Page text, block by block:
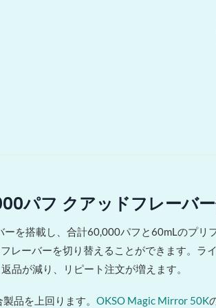
フ クアッドフレーバ
を搭載し、合計60,000パフと60mLのプ
レーバーを切り替えることができます。
品が減り、リピート注文が増えます。
品を上回ります。 OKSO Magic Mirror 50K